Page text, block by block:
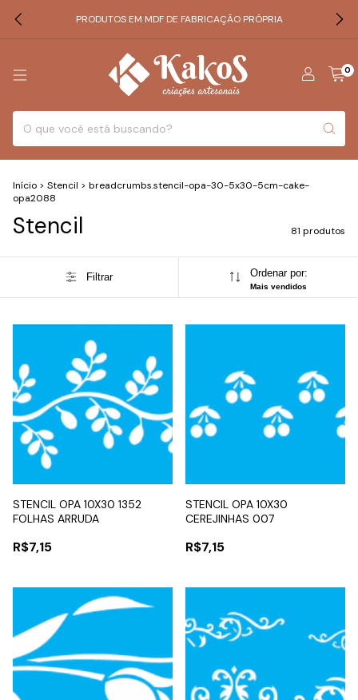
PRODUTOS EM MDF DE FABRICAÇÃO PRÓPRIA
0
Início > Stencil > breadcrumbs.stencil-opa-30-5x30-5cm-cake-
opa2088
Stencil 81 produtos
Filtrar Ordenar por:
Mais vendidos
STENCIL OPA 10X30 1352
FOLHAS ARRUDA
R$7,15
STENCIL OPA 10X30
CEREJINHAS 007
R$7,15